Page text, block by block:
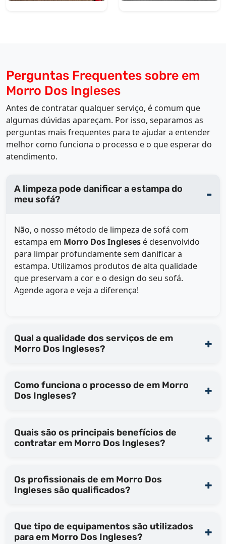
Perguntas Frequentes sobre em
Morro Dos Ingleses
Antes de contratar qualquer serviço, é comum que
algumas dúvidas apareçam. Por isso, separamos as
perguntas mais frequentes para te ajudar a entender
melhor como funciona o processo e o que esperar do
atendimento.
A limpeza pode danificar a estampa do
meu sofá?
Não, o nosso método de limpeza de sofá com
estampa em Morro Dos Ingleses é desenvolvido
para limpar profundamente sem danificar a
estampa. Utilizamos produtos de alta qualidade
que preservam a cor e o design do seu sofá.
Agende agora e veja a diferença!
Qual a qualidade dos serviços de em
Morro Dos Ingleses?
Como funciona o processo de em Morro
Dos Ingleses?
Quais são os principais benefícios de
contratar em Morro Dos Ingleses?
Os profissionais de em Morro Dos
Ingleses são qualificados?
Que tipo de equipamentos são utilizados
para em Morro Dos Ingleses?